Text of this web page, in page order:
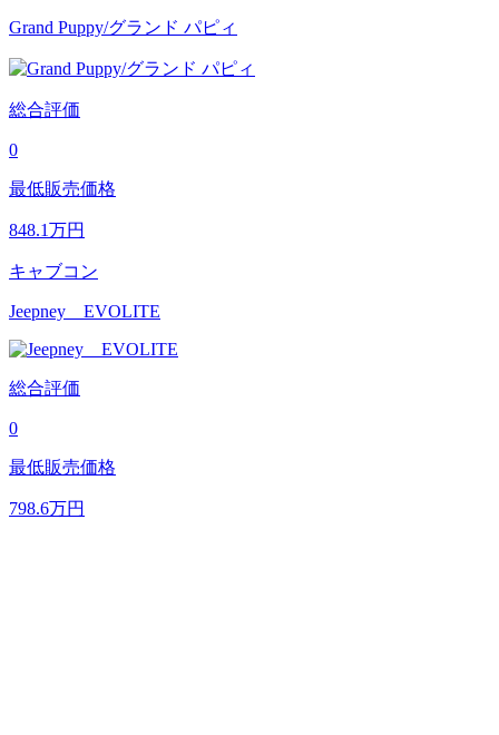
Grand Puppy/グランド パピィ
総合評価
0
最低販売価格
848.1万円
キャブコン
Jeepney EVOLITE
総合評価
0
最低販売価格
798.6万円